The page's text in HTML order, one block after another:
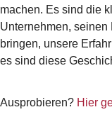
machen. Es sind die
Unternehmen, seinen
bringen, unsere
es sind diese
Ausprobieren? Hier